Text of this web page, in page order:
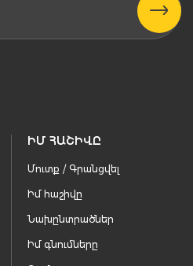
ԻՄ ՀԱՇԻՎԸ
Մուտք / Գրանցվել
Իմ հաշիվը
Նախընտրածներ
Իմ գնումները